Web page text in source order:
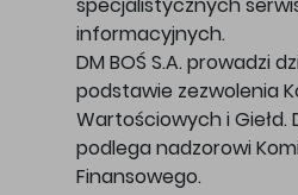
specjalistycznych
informacyjnych.
DM BOŚ S.A. prowadzi
podstawie zezwolenia
Wartościowych i Giełd.
podlega nadzorowi
Finansowego.